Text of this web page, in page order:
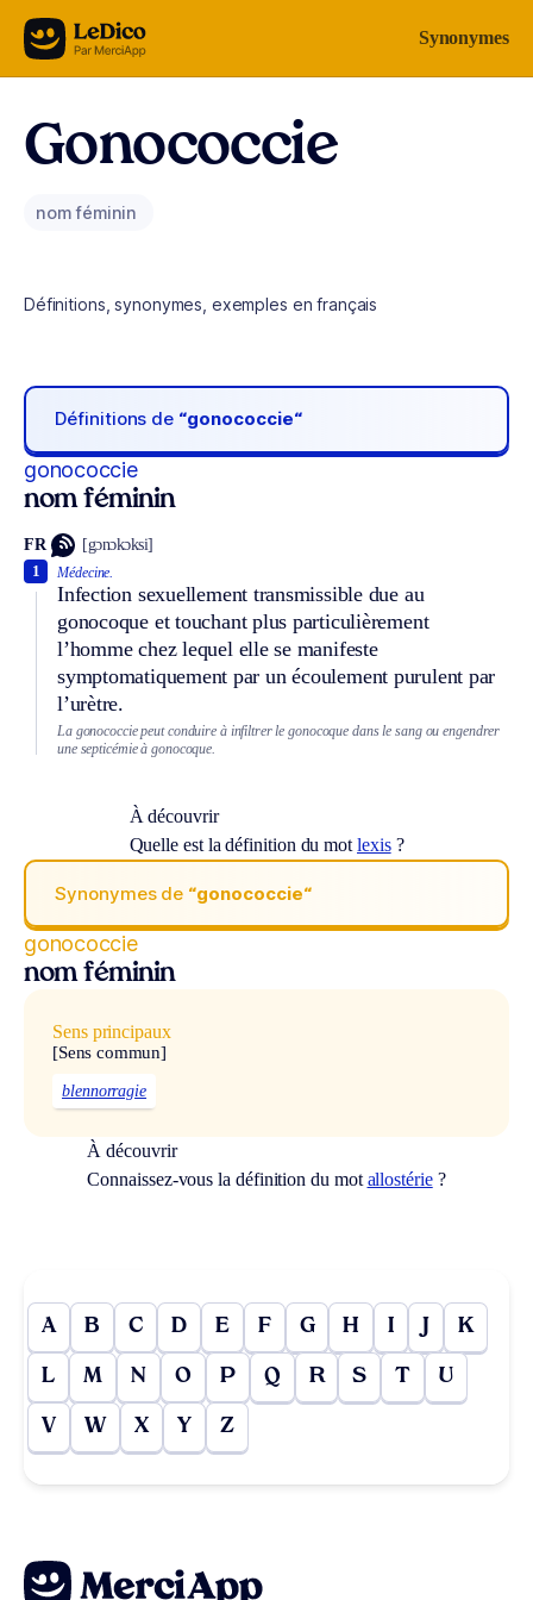
Aller au contenu Synonymes
Gonococcie
nom féminin
Définitions, synonymes, exemples en français
Définitions de “gonococcie“
gonococcie
nom féminin
FR [gɔnɔkɔksi]
Médecine.
Infection sexuellement transmissible due au
gonocoque et touchant plus particulièrement
l’homme chez lequel elle se manifeste
symptomatiquement par un écoulement purulent par
l’urètre.
1
La gonococcie peut conduire à infiltrer le gonocoque dans le sang ou engendrer
une septicémie à gonocoque.
À découvrir
Quelle est la définition du mot lexis?
Synonymes de “gonococcie“
gonococcie
nom féminin
Sens principaux
[Sens commun]
blennorragie
À découvrir
Connaissez-vous la définition du mot allostérie?
A B C D E F G H I J K
L M N O P Q R S T U
V W X Y Z